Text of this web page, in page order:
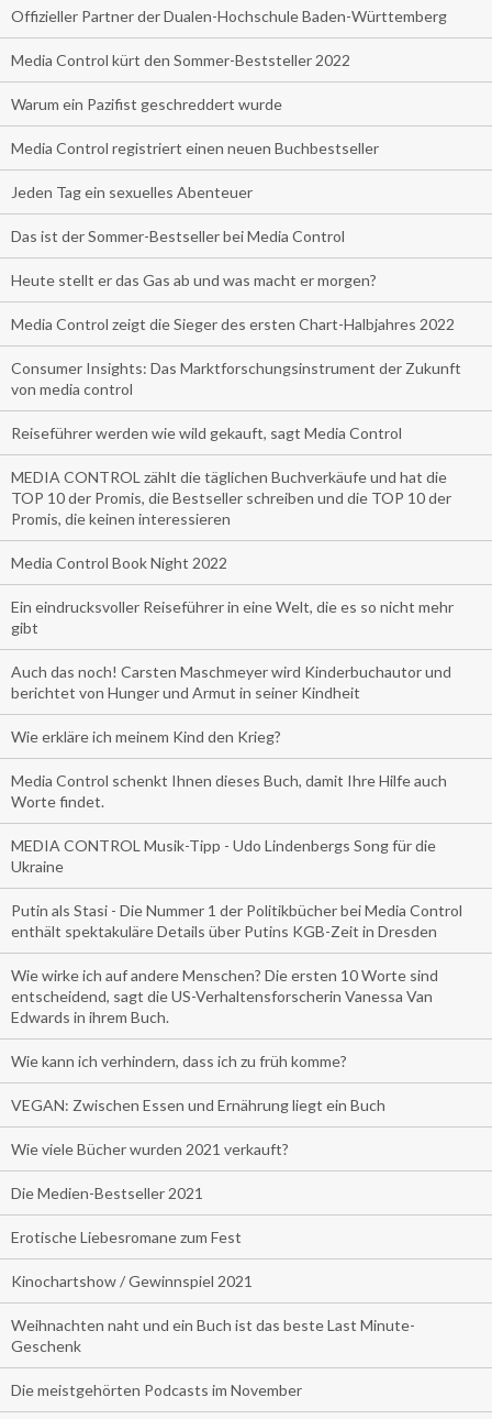
Offizieller Partner der Dualen-Hochschule Baden-Württemberg
Media Control kürt den Sommer-Beststeller 2022
Warum ein Pazifist geschreddert wurde
Media Control registriert einen neuen Buchbestseller
Jeden Tag ein sexuelles Abenteuer
Das ist der Sommer-Bestseller bei Media Control
Heute stellt er das Gas ab und was macht er morgen?
Media Control zeigt die Sieger des ersten Chart-Halbjahres 2022
Consumer Insights: Das Marktforschungsinstrument der Zukunft
von media control
Reiseführer werden wie wild gekauft, sagt Media Control
MEDIA CONTROL zählt die täglichen Buchverkäufe und hat die
TOP 10 der Promis, die Bestseller schreiben und die TOP 10 der
Promis, die keinen interessieren
Media Control Book Night 2022
Ein eindrucksvoller Reiseführer in eine Welt, die es so nicht mehr
gibt
Auch das noch! Carsten Maschmeyer wird Kinderbuchautor und
berichtet von Hunger und Armut in seiner Kindheit
Wie erkläre ich meinem Kind den Krieg?
Media Control schenkt Ihnen dieses Buch, damit Ihre Hilfe auch
Worte findet.
MEDIA CONTROL Musik-Tipp - Udo Lindenbergs Song für die
Ukraine
Putin als Stasi - Die Nummer 1 der Politikbücher bei Media Control
enthält spektakuläre Details über Putins KGB-Zeit in Dresden
Wie wirke ich auf andere Menschen? Die ersten 10 Worte sind
entscheidend, sagt die US-Verhaltensforscherin Vanessa Van
Edwards in ihrem Buch.
Wie kann ich verhindern, dass ich zu früh komme?
VEGAN: Zwischen Essen und Ernährung liegt ein Buch
Wie viele Bücher wurden 2021 verkauft?
Die Medien-Bestseller 2021
Erotische Liebesromane zum Fest
Kinochartshow / Gewinnspiel 2021
Weihnachten naht und ein Buch ist das beste Last Minute-
Geschenk
Die meistgehörten Podcasts im November